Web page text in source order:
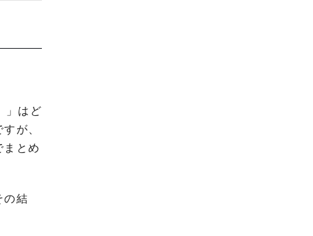
」はど
が、
まとめ
の結